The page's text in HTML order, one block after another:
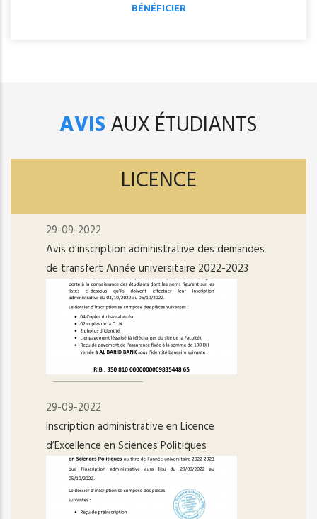
BÉNÉFICIER
AVISAUX ÉTUDIANTS
LICENCE
29-09-2022
Avis d’inscription administrative des demandes
de transfert Année universitaire 2022-2023
29-09-2022
Inscription administrative en Licence
d’Excellence en Sciences Politiques